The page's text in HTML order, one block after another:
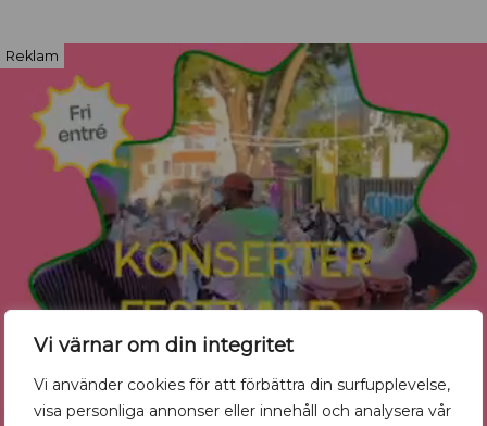
Vi värnar om din integritet
Vi använder cookies för att förbättra din surfupplevelse,
visa personliga annonser eller innehåll och analysera vår
Reklam